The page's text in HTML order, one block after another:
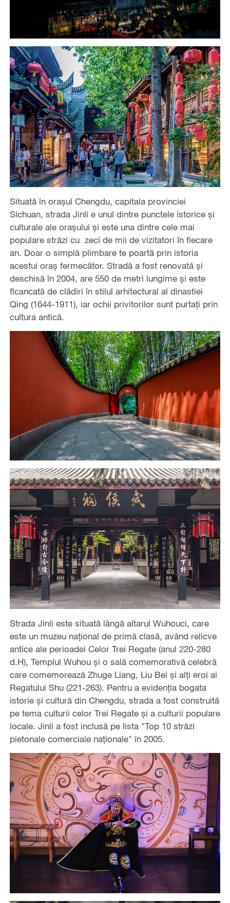
Situată în orașul Chengdu, capitala provinciei
Sichuan, strada Jinli e unul dintre punctele istorice și
culturale ale orașului și este una dintre cele mai
populare străzi cu zeci de mii de vizitatori în fiecare
an. Doar o simplă plimbare te poartă prin istoria
acestui oraș fermecător. Stradă a fost renovată și
deschisă în 2004, are 550 de metri lungime și este
flcancată de clădiri în stilul arhitectural al dinastiei
Qing (1644-1911), iar ochii privitorilor sunt purtați prin
cultura antică.
Strada Jinli este situată lângă altarul Wuhouci, care
este un muzeu național de primă clasă, având relicve
antice ale perioadei Celor Trei Regate (anul 220-280
d.H), Templul Wuhou și o sală comemorativă celebră
care comemorează Zhuge Liang, Liu Bei și alți eroi ai
Regatului Shu (221-263). Pentru a evidenția bogata
istorie și cultură din Chengdu, strada a fost construită
pe tema culturii celor Trei Regate și a culturii populare
locale. Jinli a fost inclusă pe lista "Top 10 străzi
pietonale comerciale naționale" în 2005.